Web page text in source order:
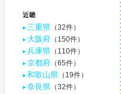
近畿
三重県 （32件）
大阪府 （150件）
兵庫県 （110件）
京都府 （65件）
和歌山県 （19件）
奈良県 （32件）